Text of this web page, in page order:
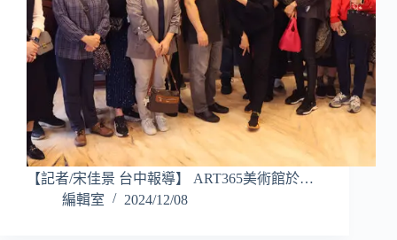
【記者/宋佳景 台中報導】 ART365美術館於…
編輯室
2024/12/08